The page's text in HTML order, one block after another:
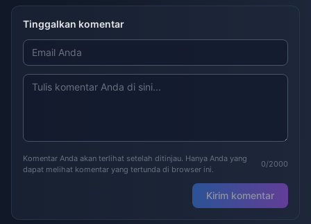
Tinggalkan komentar
Komentar Anda akan terlihat setelah ditinjau. Hanya Anda yang
dapat melihat komentar yang tertunda di browser ini.
0/2000
Kirim komentar